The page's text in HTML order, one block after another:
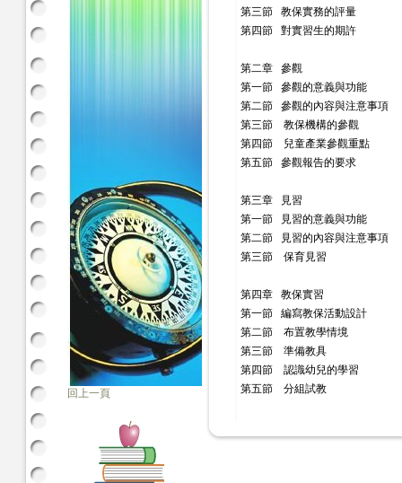
回上一頁
第三節 教保實務的評量
第四節 對實習生的期許
第二章 參觀
第一節 參觀的意義與功能
第二節 參觀的內容與注意事項
第三節 教保機構的參觀
第四節 兒童產業參觀重點
第五節 參觀報告的要求
第三章 見習
第一節 見習的意義與功能
第二節 見習的內容與注意事項
第三節 保育見習
第四章 教保實習
第一節 編寫教保活動設計
第二節 布置教學情境
第三節 準備教具
第四節 認識幼兒的學習
第五節 分組試教